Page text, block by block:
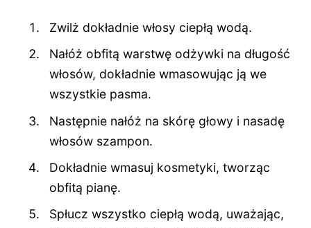
Zwilż dokładnie włosy ciepłą wodą.
Nałóż obfitą warstwę odżywki na długość
włosów, dokładnie wmasowując ją we
wszystkie pasma.
Następnie nałóż na skórę głowy i nasadę
włosów szampon.
Dokładnie wmasuj kosmetyki, tworząc
obfitą pianę.
Spłucz wszystko ciepłą wodą, uważając,